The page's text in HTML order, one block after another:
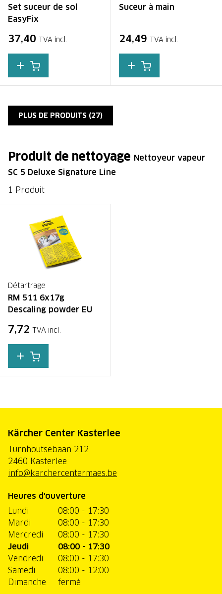
Set suceur de sol
EasyFix
37,40 TVA incl.
Suceur à main
24,49 TVA incl.
PLUS DE PRODUITS (27)
Produit de nettoyage Nettoyeur vapeur
SC 5 Deluxe Signature Line
1 Produit
Détartrage
RM 511 6x17g
Descaling powder EU
7,72 TVA incl.
Kärcher Center Kasterlee
Turnhoutsebaan 212
2460 Kasterlee
info@karchercentermaes.be
Heures d'ouverture
Lundi
08:00 - 17:30
Mardi
08:00 - 17:30
Mercredi
08:00 - 17:30
Jeudi
08:00 - 17:30
Vendredi
08:00 - 17:30
Samedi
08:00 - 12:00
Dimanche
fermé